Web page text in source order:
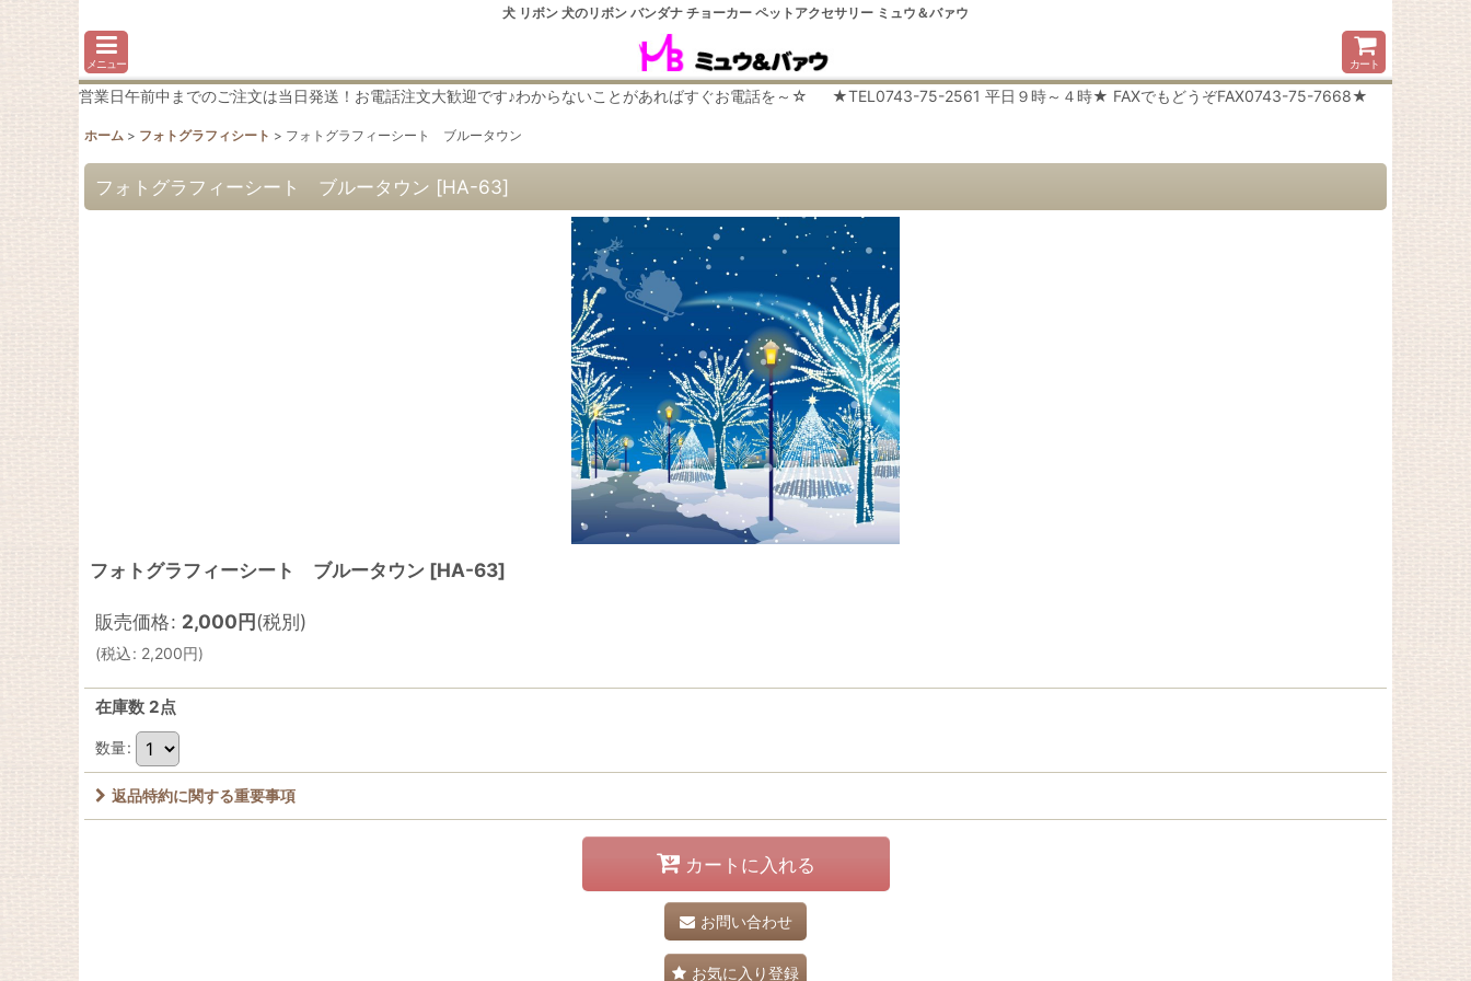
犬 リボン 犬のリボン バンダナ チョーカー ペットアクセサリー ミュウ＆バァウ
メニュー カート
営業日午前中までのご注文は当日発送！お電話注文大歓迎です♪わからないことがあればすぐお電話を～☆ ★TEL0743-75-2561 平日９時～４時★ FAXでもどうぞFAX0743-75-7668★
ホーム > フォトグラフィシート > フォトグラフィーシート ブルータウン
フォトグラフィーシート ブルータウン [HA-63]
フォトグラフィーシート ブルータウン [HA-63]
販売価格: 2,000円(税別)
(税込: 2,200円)
在庫数 2点
数量:
返品特約に関する重要事項
カートに入れる
お問い合わせ
お気に入り登録